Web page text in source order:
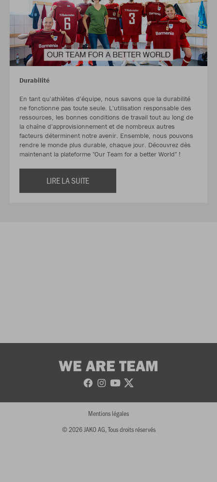
Durabilité
En tant qu'athlètes d'équipe, nous savons que la durabilité
ne fonctionne pas toute seule. L'utilisation responsable des
ressources, les bonnes conditions de travail tout au long de
la chaîne d'approvisionnement et de nombreux autres
facteurs déterminent notre avenir. Ensemble, nous pouvons
rendre le monde plus durable, chaque jour. Découvrez dès
maintenant la plateforme "Our Team for a better World" !
LIRE LA SUITE
WE ARE TEAM
© 2026 JAKO AG, Tous droits réservés
Mentions légales